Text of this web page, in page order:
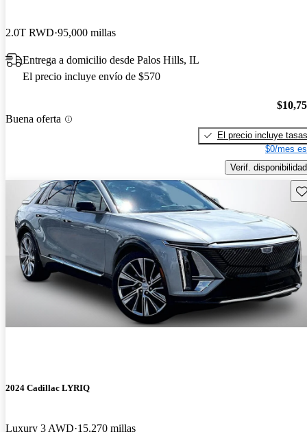
2.0T RWD 95,000 millas
Entrega a domicilio desde Palos Hills, IL
El precio incluye envío de $570
Buena oferta
El precio incluye tasas
$0/mes
Verif. disponibilidad
2024 Cadillac LYRIQ
Luxury 3 AWD 15,270 millas